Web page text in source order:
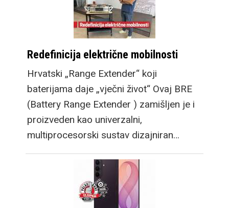
Redefinicija električne mobilnosti
Hrvatski „Range Extender“ koji
baterijama daje „vječni život“ Ovaj BRE
(Battery Range Extender ) zamišljen je i
proizveden kao univerzalni,
multiprocesorski sustav dizajniran…